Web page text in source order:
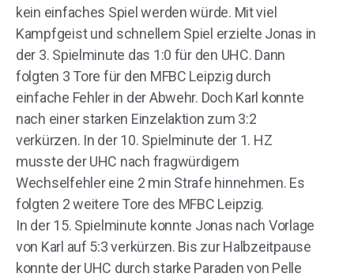
kein einfaches Spiel werden würde. Mit viel
Kampfgeist und schnellem Spiel erzielte Jonas in
der 3. Spielminute das 1:0 für den UHC. Dann
folgten 3 Tore für den MFBC Leipzig durch
einfache Fehler in der Abwehr. Doch Karl konnte
nach einer starken Einzelaktion zum 3:2
verkürzen. In der 10. Spielminute der 1. HZ
musste der UHC nach fragwürdigem
Wechselfehler eine 2 min Strafe hinnehmen. Es
folgten 2 weitere Tore des MFBC Leipzig.
In der 15. Spielminute konnte Jonas nach Vorlage
von Karl auf 5:3 verkürzen. Bis zur Halbzeitpause
konnte der UHC durch starke Paraden von Pelle